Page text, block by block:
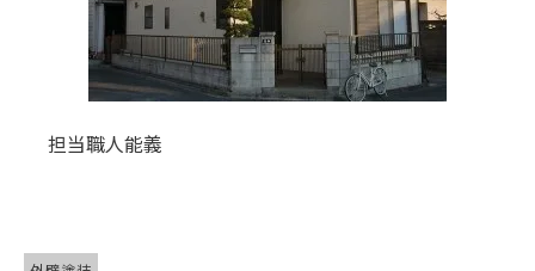
担当職人能義